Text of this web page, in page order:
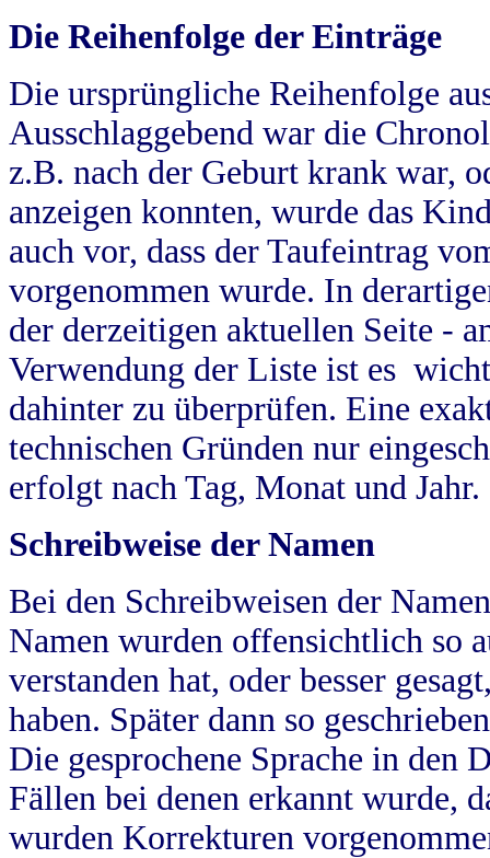
Die Reihenfolge der Einträge
Die ursprüngliche Reihenfolge
Ausschlaggebend war die
z.B. nach der Geburt krank war,
anzeigen konnten, wurde das
auch vor, dass der Taufeintrag
vorgenommen wurde. In
der derzeitigen aktuellen Seite -
Verwendung der Liste ist es
dahinter zu überprüfen. Eine
technischen Gründen nur
erfolgt nach Tag, Monat und Jahr.
Schreibweise der Namen
Bei den Schreibweisen der
Namen wurden offensichtlich so
verstanden hat, oder besser
haben. Später dann so
Die gesprochene Sprache in
Fällen bei denen erkannt wurde,
wurden Korrekturen